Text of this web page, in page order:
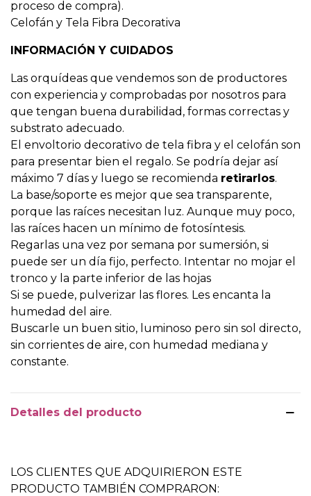
proceso de compra).
Celofán y Tela Fibra Decorativa
INFORMACIÓN Y CUIDADOS
Las orquídeas que vendemos son de productores
con experiencia y comprobadas por nosotros para
que tengan buena durabilidad, formas correctas y
substrato adecuado.
El envoltorio decorativo de tela fibra y el celofán son
para presentar bien el regalo. Se podría dejar así
máximo 7 días y luego se recomienda retirarlos.
La base/soporte es mejor que sea transparente,
porque las raíces necesitan luz. Aunque muy poco,
las raíces hacen un mínimo de fotosíntesis.
Regarlas una vez por semana por sumersión, si
puede ser un día fijo, perfecto. Intentar no mojar el
tronco y la parte inferior de las hojas
Si se puede, pulverizar las flores. Les encanta la
humedad del aire.
Buscarle un buen sitio, luminoso pero sin sol directo,
sin corrientes de aire, con humedad mediana y
constante.
Detalles del producto
LOS CLIENTES QUE ADQUIRIERON ESTE
PRODUCTO TAMBIÉN COMPRARON: